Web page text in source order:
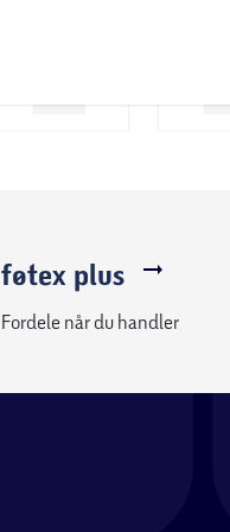
føtex plus
Fordele når du handler